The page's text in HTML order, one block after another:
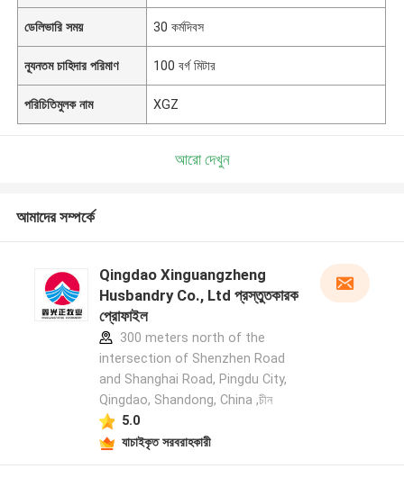
ডেলিভারি সময় 30 কর্মদিবস
ন্যূনতম চাহিদার পরিমাণ 100 বর্গ মিটার
পরিচিতিমুলক নাম XGZ
আরো দেখুন
আমাদের সম্পর্কে
Qingdao Xinguangzheng
Husbandry Co., Ltd প্রস্তুতকারক
প্রোফাইল
300 meters north of the
intersection of Shenzhen Road
and Shanghai Road, Pingdu City,
Qingdao, Shandong, China ,চীন
5.0
যাচাইকৃত সরবরাহকারী